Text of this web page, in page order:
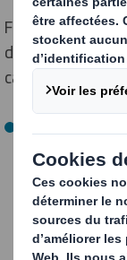
Forts de son
d’impression,
catégorie Carton
En Pre-
machine
Smith Sud-